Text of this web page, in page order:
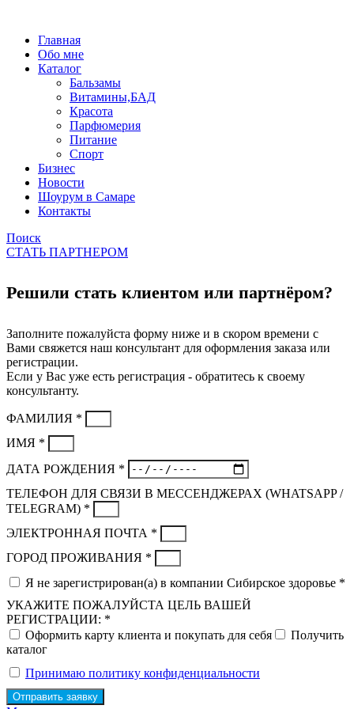
Главная
Обо мне
Каталог
Бальзамы
Витамины,БАД
Красота
Парфюмерия
Питание
Спорт
Бизнес
Новости
Шоурум в Самаре
Контакты
Поиск
СТАТЬ ПАРТНЕРОМ
Решили стать клиентом или партнёром?
Заполните пожалуйста форму ниже и в скором времени с
Вами свяжется наш консультант для оформления заказа или
регистрации.
Если у Вас уже есть регистрация - обратитесь к своему
консультанту.
ФАМИЛИЯ *
ИМЯ *
ДАТА РОЖДЕНИЯ *
ТЕЛЕФОН ДЛЯ СВЯЗИ В МЕССЕНДЖЕРАХ (WHATSAPP /
TELEGRAM) *
ЭЛЕКТРОННАЯ ПОЧТА *
ГОРОД ПРОЖИВАНИЯ *
Я не зарегистрирован(а) в компании Сибирское здоровье *
УКАЖИТЕ ПОЖАЛУЙСТА ЦЕЛЬ ВАШЕЙ
РЕГИСТРАЦИИ: *
Оформить карту клиента и покупать для себя
Получить
каталог
Принимаю политику конфиденциальности
Отправить заявку